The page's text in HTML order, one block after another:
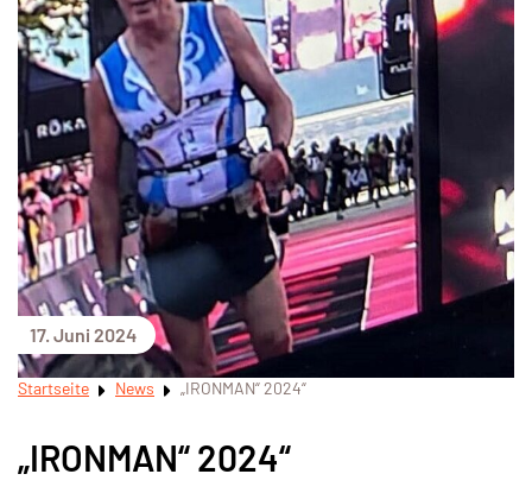
17. Juni 2024
Startseite News „IRONMAN“ 2024“
„IRONMAN“ 2024“